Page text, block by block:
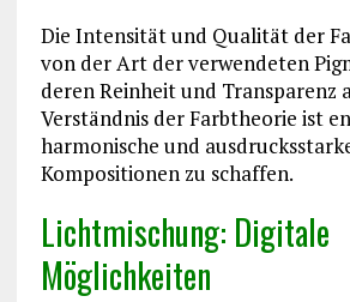
Die Intensität und Qualität der
von der Art der verwendeten
deren Reinheit und Transparenz
Verständnis der Farbtheorie ist
harmonische und
Kompositionen zu schaffen.
Lichtmischung: Digitale
Möglichkeiten